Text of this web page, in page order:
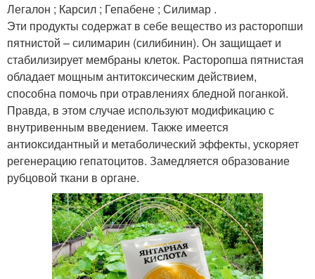
Легалон ; Карсил ; Гепабене ; Силимар .
Эти продукты содержат в себе вещество из расторопши
пятнистой – силимарин (силибинин). Он защищает и
стабилизирует мембраны клеток. Расторопша пятнистая
обладает мощным антитоксическим действием,
способна помочь при отравлениях бледной поганкой.
Правда, в этом случае используют модификацию с
внутривенным введением. Также имеется
антиоксидантный и метаболический эффекты, ускоряет
регенерацию гепатоцитов. Замедляется образование
рубцовой ткани в органе.